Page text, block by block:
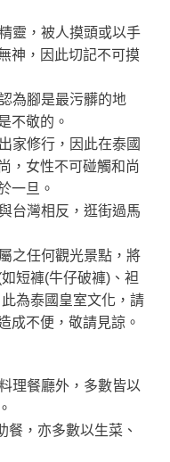
靈，被人摸頭或以手
神，因此切記不可摸
為腳是最污髒的地
不敬的。
家修行，因此在泰國
，女性不可碰觸和尚
一旦。
台灣相反，逛街過馬
之任何觀光景點，將
短褲(牛仔破褲)、袒
為泰國皇室文化，請
成不便，敬請見諒。
理餐廳外，多數皆以
餐，亦多數以生菜、